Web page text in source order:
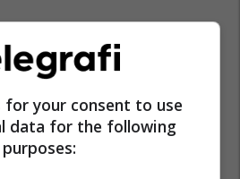
16 Iphone Apple
for your consent to use
data for the following
purposes: